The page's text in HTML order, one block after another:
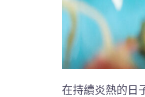
在持續炎熱的日